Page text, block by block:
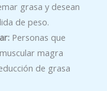
grasa y desean
de peso.
Personas que
magra
de grasa